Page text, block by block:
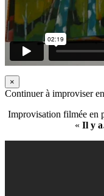
×
Continuer à improviser
Improvisation filmée en
« Il y